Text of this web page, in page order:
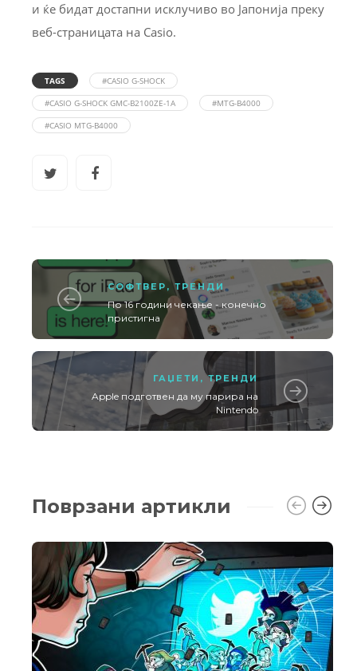
и ќе бидат достапни исклучиво во Јапонија преку
веб-страницата на Casio.
TAGS
#CASIO G-SHOCK
#CASIO G-SHOCK GMC-B2100ZE-1A
#MTG-B4000
#CASIO MTG-B4000
СОФТВЕР ,ТРЕНДИ
По 16 години чекање - конечно
пристигна
ГАЏЕТИ ,ТРЕНДИ
Apple подготвен да му парира на
Nintendo
Поврзани артикли